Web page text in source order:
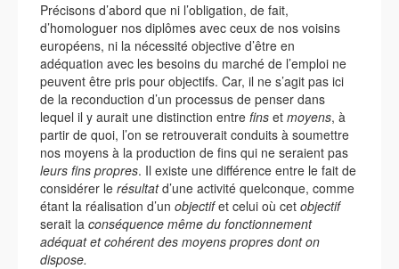
Précisons d’abord que ni l’obligation, de fait,
d’homologuer nos diplômes avec ceux de nos voisins
européens, ni la nécessité objective d’être en
adéquation avec les besoins du marché de l’emploi ne
peuvent être pris pour objectifs. Car, il ne s’agit pas ici
de la reconduction d’un processus de penser dans
lequel il y aurait une distinction entre fins et moyens, à
partir de quoi, l’on se retrouverait conduits à soumettre
nos moyens à la production de fins qui ne seraient pas
leurs fins propres. Il existe une différence entre le fait de
considérer le résultatd’une activité quelconque, comme
étant la réalisation d’un objectifet celui où cet objectif
serait la conséquence même du fonctionnement
adéquat et cohérent des moyens propres dont on
dispose.